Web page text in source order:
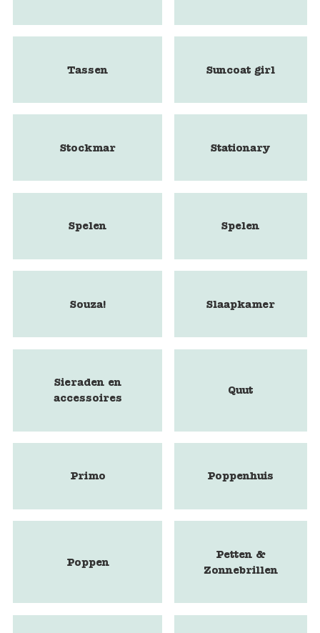
Tassen Suncoat girl
Stockmar Stationary
Spelen Spelen
Souza! Slaapkamer
Sieraden en
accessoires
Quut
Primo Poppenhuis
Poppen
Petten &
Zonnebrillen